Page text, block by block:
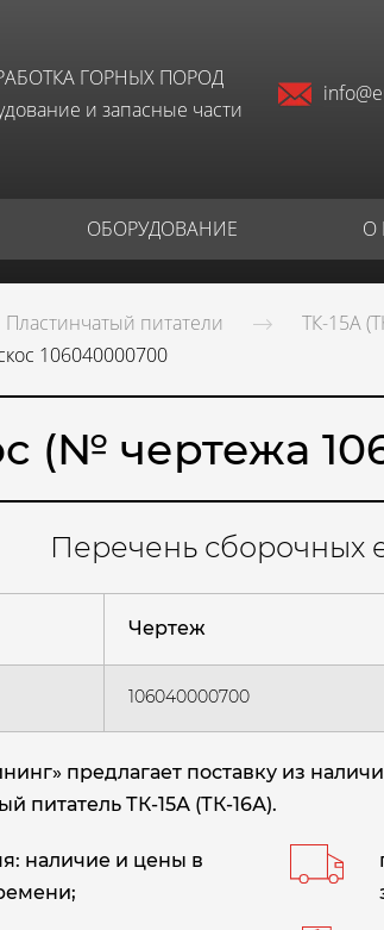
ГОРНЫХ ПОРОД
и запасные части
ОБОРУДОВАНИЕ О
Пластинчатый питатели ТК-15А
106040000700
(№ чертежа
Перечень сборочных
Чертеж
106040000700
предлагает поставку из
питатель ТК-15А (ТК-16А).
наличие и цены в